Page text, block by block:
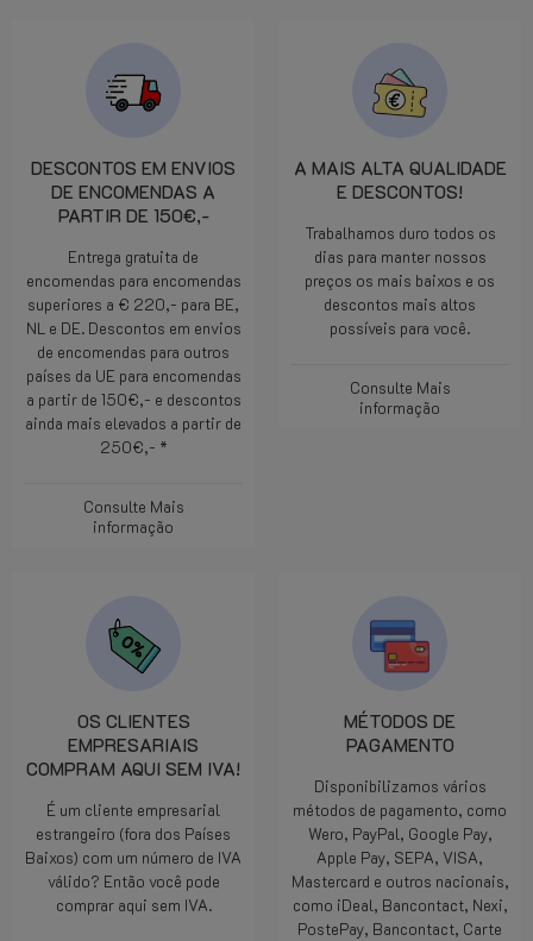
DESCONTOS EM ENVIOS
DE ENCOMENDAS A
PARTIR DE 150€,-
Entrega gratuita de
encomendas para encomendas
superiores a € 220,- para BE,
NL e DE. Descontos em envios
de encomendas para outros
países da UE para encomendas
a partir de 150€,- e descontos
ainda mais elevados a partir de
250€,- *
Consulte Mais
informação
A MAIS ALTA QUALIDADE
E DESCONTOS!
Trabalhamos duro todos os
dias para manter nossos
preços os mais baixos e os
descontos mais altos
possíveis para você.
Consulte Mais
informação
OS CLIENTES
EMPRESARIAIS
COMPRAM AQUI SEM IVA!
É um cliente empresarial
estrangeiro (fora dos Países
Baixos) com um número de IVA
válido? Então você pode
comprar aqui sem IVA.
MÉTODOS DE
PAGAMENTO
Disponibilizamos vários
métodos de pagamento, como
Wero, PayPal, Google Pay,
Apple Pay, SEPA, VISA,
Mastercard e outros nacionais,
como iDeal, Bancontact, Nexi,
PostePay, Bancontact, Carte